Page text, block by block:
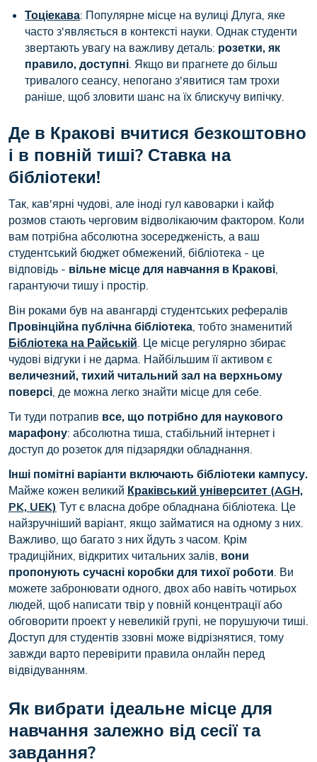
Тоціекава: Популярне місце на вулиці Длуга, яке
часто з'являється в контексті науки. Однак студенти
звертають увагу на важливу деталь: розетки, як
правило, доступні. Якщо ви прагнете до більш
тривалого сеансу, непогано з'явитися там трохи
раніше, щоб зловити шанс на їх блискучу випічку.
Де в Кракові вчитися безкоштовно
і в повній тиші? Ставка на
бібліотеки!
Так, кав'ярні чудові, але іноді гул кавоварки і кайф
розмов стають черговим відволікаючим фактором. Коли
вам потрібна абсолютна зосередженість, а ваш
студентський бюджет обмежений, бібліотека - це
відповідь - вільне місце для навчання в Кракові,
гарантуючи тишу і простір.
Він роками був на авангарді студентських рефералів
Провінційна публічна бібліотека, тобто знаменитий
Бібліотека на Райській. Це місце регулярно збирає
чудові відгуки і не дарма. Найбільшим її активом є
величезний, тихий читальний зал на верхньому
поверсі, де можна легко знайти місце для себе.
Ти туди потрапив все, що потрібно для наукового
марафону: абсолютна тиша, стабільний інтернет і
доступ до розеток для підзарядки обладнання.
Інші помітні варіанти включають бібліотеки кампусу.
Майже кожен великий Краківський університет (AGH,
PK, UEK) Тут є власна добре обладнана бібліотека. Це
найзручніший варіант, якщо займатися на одному з них.
Важливо, що багато з них йдуть з часом. Крім
традиційних, відкритих читальних залів, вони
пропонують сучасні коробки для тихої роботи. Ви
можете забронювати одного, двох або навіть чотирьох
людей, щоб написати твір у повній концентрації або
обговорити проект у невеликій групі, не порушуючи тиші.
Доступ для студентів ззовні може відрізнятися, тому
завжди варто перевірити правила онлайн перед
відвідуванням.
Як вибрати ідеальне місце для
навчання залежно від сесії та
завдання?